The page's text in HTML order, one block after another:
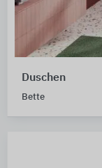
Duschen
Bette